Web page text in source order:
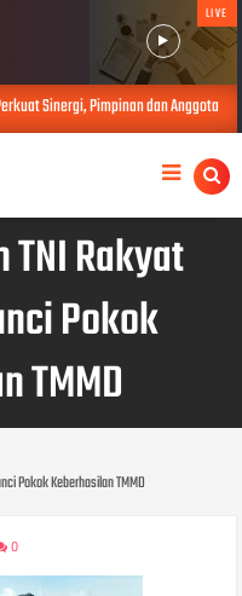
LIVE
Sinergi, Pimpinan dan Anggota
Rakyat
Pokok
TMMD
Pokok Keberhasilan TMMD
0